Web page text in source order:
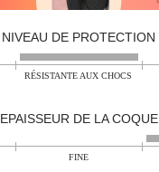
NIVEAU DE PROTECTION
RÉSISTANTE AUX CHOCS
EPAISSEUR DE LA COQUE
FINE